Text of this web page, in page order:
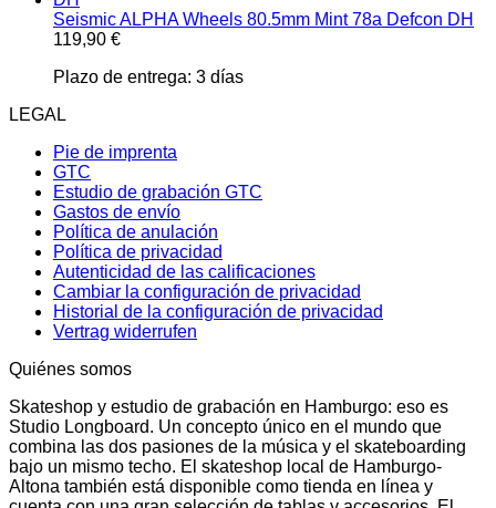
Seismic ALPHA Wheels 80.5mm Mint 78a Defcon DH
119,90 €
Plazo de entrega: 3 días
LEGAL
Pie de imprenta
GTC
Estudio de grabación GTC
Gastos de envío
Política de anulación
Política de privacidad
Autenticidad de las calificaciones
Cambiar la configuración de privacidad
Historial de la configuración de privacidad
Vertrag widerrufen
Quiénes somos
Skateshop y estudio de grabación en Hamburgo: eso es
Studio Longboard. Un concepto único en el mundo que
combina las dos pasiones de la música y el skateboarding
bajo un mismo techo. El skateshop local de Hamburgo-
Altona también está disponible como tienda en línea y